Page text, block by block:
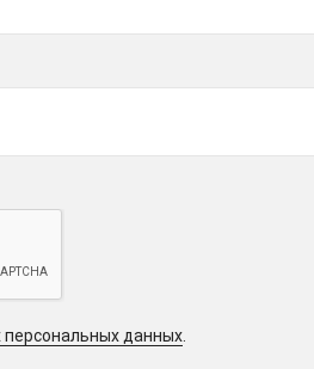
персональных данных